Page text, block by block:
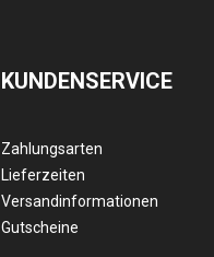
KUNDENSERVICE
Zahlungsarten
Lieferzeiten
Versandinformationen
Gutscheine